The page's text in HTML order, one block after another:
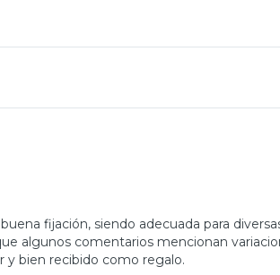
fijación, siendo adecuada para
algunos comentarios mencionan
y bien recibido como regalo.